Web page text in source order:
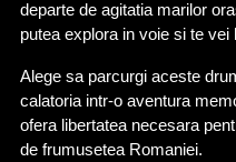
departe de agitatia marilor
putea explora in voie si te
Alege sa parcurgi aceste
calatoria intr-o aventura
ofera libertatea necesara
de frumusetea Romaniei.